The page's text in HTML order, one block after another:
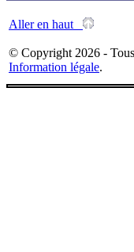
Aller en haut
© Copyright 2026 -
Information légale.